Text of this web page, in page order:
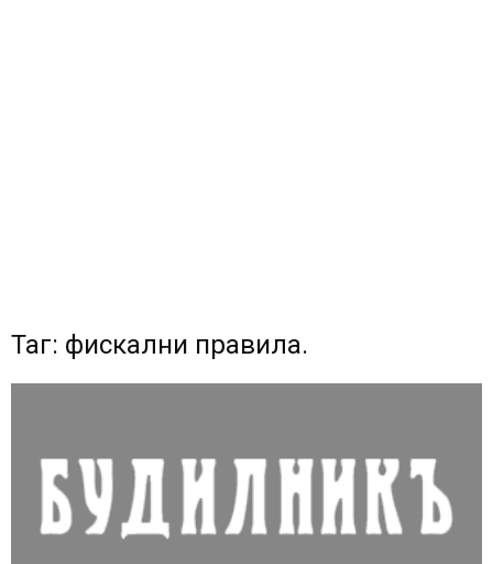
Таг: фискални правила.